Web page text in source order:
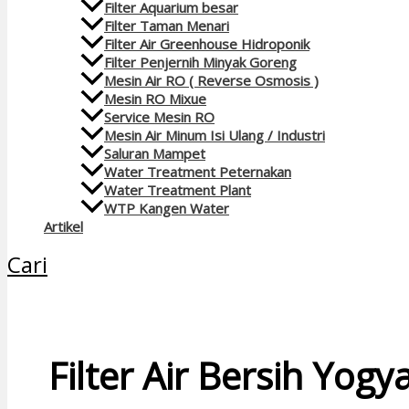
Filter Aquarium besar
Filter Taman Menari
Filter Air Greenhouse Hidroponik
Filter Penjernih Minyak Goreng
Mesin Air RO ( Reverse Osmosis )
Mesin RO Mixue
Service Mesin RO
Mesin Air Minum Isi Ulang / Industri
Saluran Mampet
Water Treatment Peternakan
Water Treatment Plant
WTP Kangen Water
Artikel
Cari
Filter Air Bersih